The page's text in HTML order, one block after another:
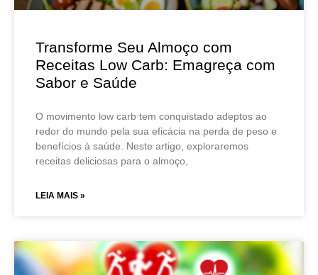
Transforme Seu Almoço com
Receitas Low Carb: Emagreça com
Sabor e Saúde
O movimento low carb tem conquistado adeptos ao
redor do mundo pela sua eficácia na perda de peso e
benefícios à saúde. Neste artigo, exploraremos
receitas deliciosas para o almoço,
LEIA MAIS »